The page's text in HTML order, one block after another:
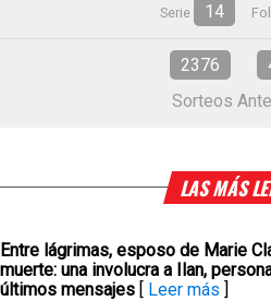
Serie 14
2376
Sorteos
LAS MÁS
Entre lágrimas, esposo de Marie
muerte: una involucra a Ilan,
últimos mensajes [ Leer más ]